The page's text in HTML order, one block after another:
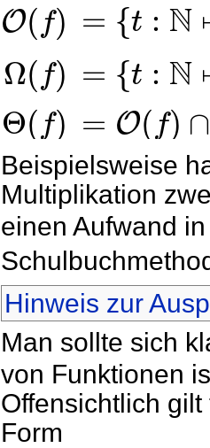
O(f)
Ω(f)
Θ(f)
=
=
=
{t : N
{t : N
O(f) ∩
Beispielsweise
Multiplikation
einen Aufwand
Hinweis zur
Man sollte sich
von Funktionen
Offensichtlich
Form